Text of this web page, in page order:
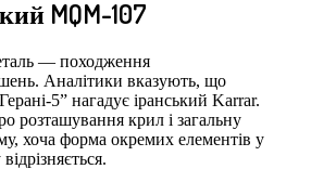
MQM-107
— походження
Аналітики вказують, що
5” нагадує іранський Karrar.
розташування крил і загальну
хоча форма окремих елементів у